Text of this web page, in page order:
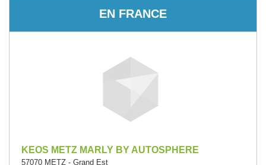
EN FRANCE
KEOS METZ MARLY BY AUTOSPHERE
57070 METZ - Grand Est